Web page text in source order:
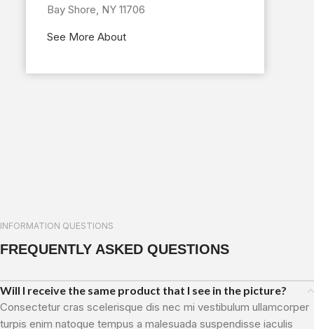
Bay Shore, NY 11706
See More About
INFORMATION QUESTIONS
FREQUENTLY ASKED QUESTIONS
Will I receive the same product that I see in the picture?
Consectetur cras scelerisque dis nec mi vestibulum ullamcorper
turpis enim natoque tempus a malesuada suspendisse iaculis